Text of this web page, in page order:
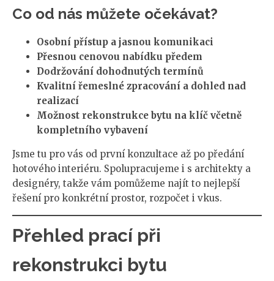
Co od nás můžete očekávat?
Osobní přístup a jasnou komunikaci
Přesnou cenovou nabídku předem
Dodržování dohodnutých termínů
Kvalitní řemeslné zpracování a dohled nad
realizací
Možnost rekonstrukce bytu na klíč včetně
kompletního vybavení
Jsme tu pro vás od první konzultace až po předání
hotového interiéru. Spolupracujeme i s architekty a
designéry, takže vám pomůžeme najít to nejlepší
řešení pro konkrétní prostor, rozpočet i vkus.
Přehled prací při
rekonstrukci bytu